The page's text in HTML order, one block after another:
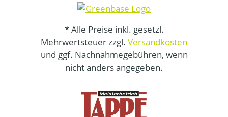
* Alle Preise inkl. gesetzl.
Mehrwertsteuer zzgl. Versandkosten
und ggf. Nachnahmegebühren, wenn
nicht anders angegeben.